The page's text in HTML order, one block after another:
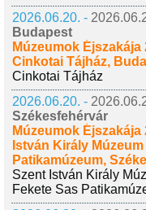
2026.06.20. -
Budapest
Múzeumok Éjszakája
Cinkotai Tájház,
Cinkotai Tájház
2026.06.20. -
Székesfehérvár
Múzeumok Éjszakája
István Király
Patikamúzeum,
Szent István Király
Fekete Sas